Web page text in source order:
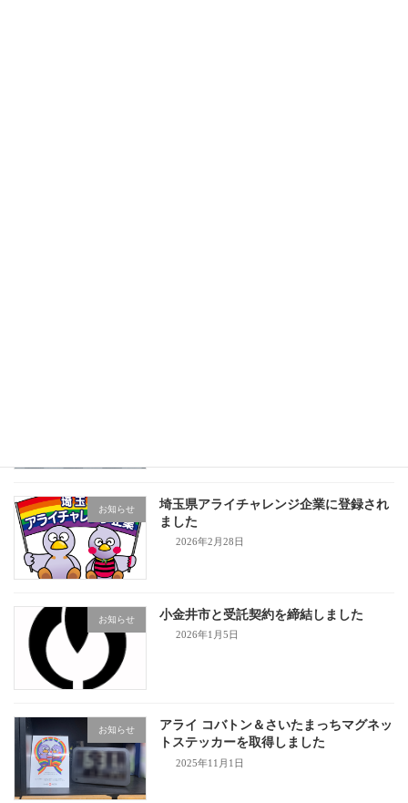
お知らせ
埼玉県アライチャレンジ企業に登録され
ました
2026年2月28日
お知らせ 小金井市と受託契約を締結しました
2026年1月5日
お知らせ
アライ コバトン＆さいたまっちマグネッ
トステッカーを取得しました
2025年11月1日